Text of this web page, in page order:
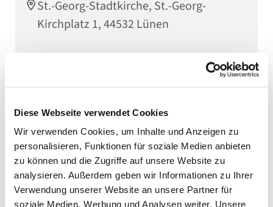
Diese Webseite verwendet Cookies
Wir verwenden Cookies, um Inhalte und Anzeigen zu
personalisieren, Funktionen für soziale Medien anbieten
zu können und die Zugriffe auf unsere Website zu
analysieren. Außerdem geben wir Informationen zu Ihrer
Verwendung unserer Website an unsere Partner für
soziale Medien, Werbung und Analysen weiter. Unsere
St.-Georg-Stadtkirche, St.-Georg-
Kirchplatz 1, 44532 Lünen